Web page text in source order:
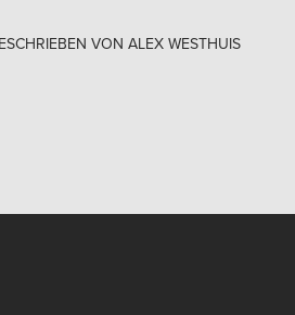
VON ALEX WESTHUIS